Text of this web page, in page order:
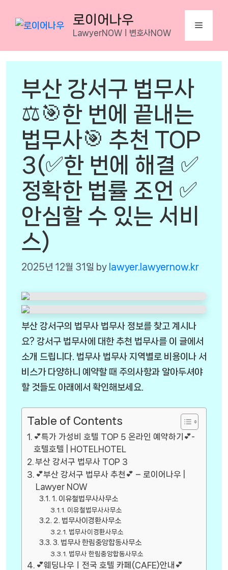
로이어나우
LawyerNOWㅣ변호사NOW
Menu
부산 강서구 법무사
⚖️🎯한 번에 끝내는
법무사🎯 추천 TOP
3(✅한 번에 해결 ✅
정확한 법률 조언 ✅
안심할 수 있는 서비
스)
2025년 12월 31일 by lawyer.lawyernow.kr
부산 강서구의 법무사 법무사 정보를 찾고 계시나
요? 강서구 법무사에 대한 추천 법무사를 이 글에서
소개 드립니다. 법무사 법무사 지역별로 비용이나 서
비스가 다양하니 예약할 때 주의사항과 알아두셔야
할 것들도 아래에서 확인해보세요.
Table of Contents
💕특가 가성비 호텔 TOP 5 온라인 예약하기💕-
호텔호텔 | HOTELHOTEL
부산 강서구 법무사 TOP 3
💕부산 강서구 법무사 추천💕 – 로이어나우 |
Lawyer NOW
1. 이유철법무사사무소
이유철법무사사무소
2. 법무사이경환사무소
법무사이경환사무소
3. 법무사 한림중앙합동사무소
법무사 한림중앙합동사무소
💕웨딩나우ㅣ전국 호텔 카페(CAFE)안내💕